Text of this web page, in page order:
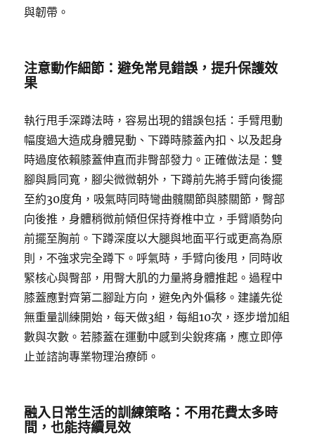
與韌帶。
注意動作細節：避免常見錯誤，提升保護效
果
執行甩手深蹲法時，容易出現的錯誤包括：手臂甩動
幅度過大造成身體晃動、下蹲時膝蓋內扣、以及起身
時過度依賴膝蓋伸直而非臀部發力。正確做法是：雙
腳與肩同寬，腳尖微微朝外，下蹲前先將手臂向後擺
至約30度角，吸氣時同時彎曲髖關節與膝關節，臀部
向後推，身體稍微前傾但保持脊椎中立，手臂順勢向
前擺至胸前。下蹲深度以大腿與地面平行或更高為原
則，不強求完全蹲下。呼氣時，手臂向後甩，同時收
緊核心與臀部，用臀大肌的力量將身體推起。過程中
膝蓋應對齊第二腳趾方向，避免內外偏移。建議先從
無重量訓練開始，每天做3組，每組10次，逐步增加組
數與次數。若膝蓋在運動中感到尖銳疼痛，應立即停
止並諮詢專業物理治療師。
融入日常生活的訓練策略：不用花費太多時
間，也能持續見效